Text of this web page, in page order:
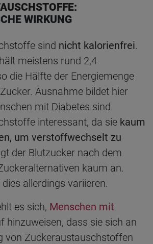
WIRKUNG
sind nicht kalorienfrei.
meistens rund 2,4
die Hälfte der Energiemenge
Ausnahme bildet hier
mit Diabetes sind
interessant, da sie kaum
um verstoffwechselt zu
der Blutzucker nach dem
kaum an.
allerdings variieren.
es sich, Menschen mit
hinzuweisen, dass sie sich an
von Zuckeraustauschstoffen